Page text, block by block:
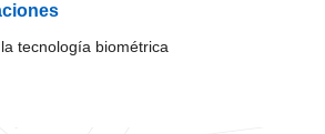
tecnología biométrica